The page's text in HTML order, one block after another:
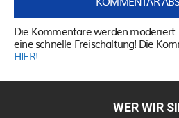
Die Kommentare werden
eine schnelle Freischaltung! Die
HIER!
WER WIR